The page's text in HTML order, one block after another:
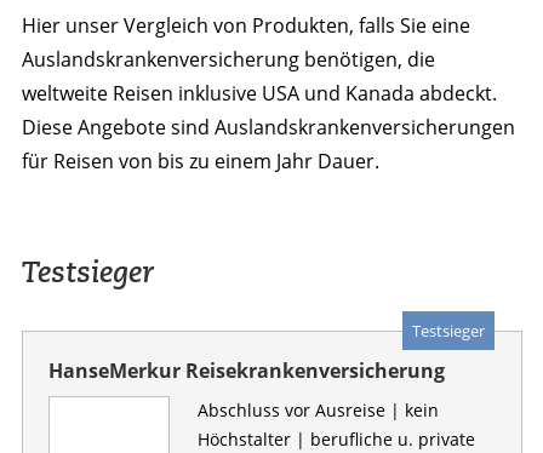
Hier unser Vergleich von Produkten, falls Sie eine
Auslandskrankenversicherung benötigen, die
weltweite Reisen inklusive USA und Kanada abdeckt.
Diese Angebote sind Auslandskrankenversicherungen
für Reisen von bis zu einem Jahr Dauer.
Testsieger
Testsieger
HanseMerkur Reisekrankenversicherung
Abschluss vor Ausreise | kein
Höchstalter | berufliche u. private